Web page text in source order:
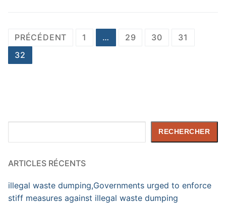
Pagination
des
PRÉCÉDENT 1 … 29 30
31
32
RECHERCHER
ARTICLES RÉCENTS
illegal waste dumping,Governments urged to enforce
stiff measures against illegal waste dumping